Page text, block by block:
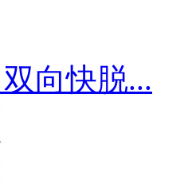
向快脱...